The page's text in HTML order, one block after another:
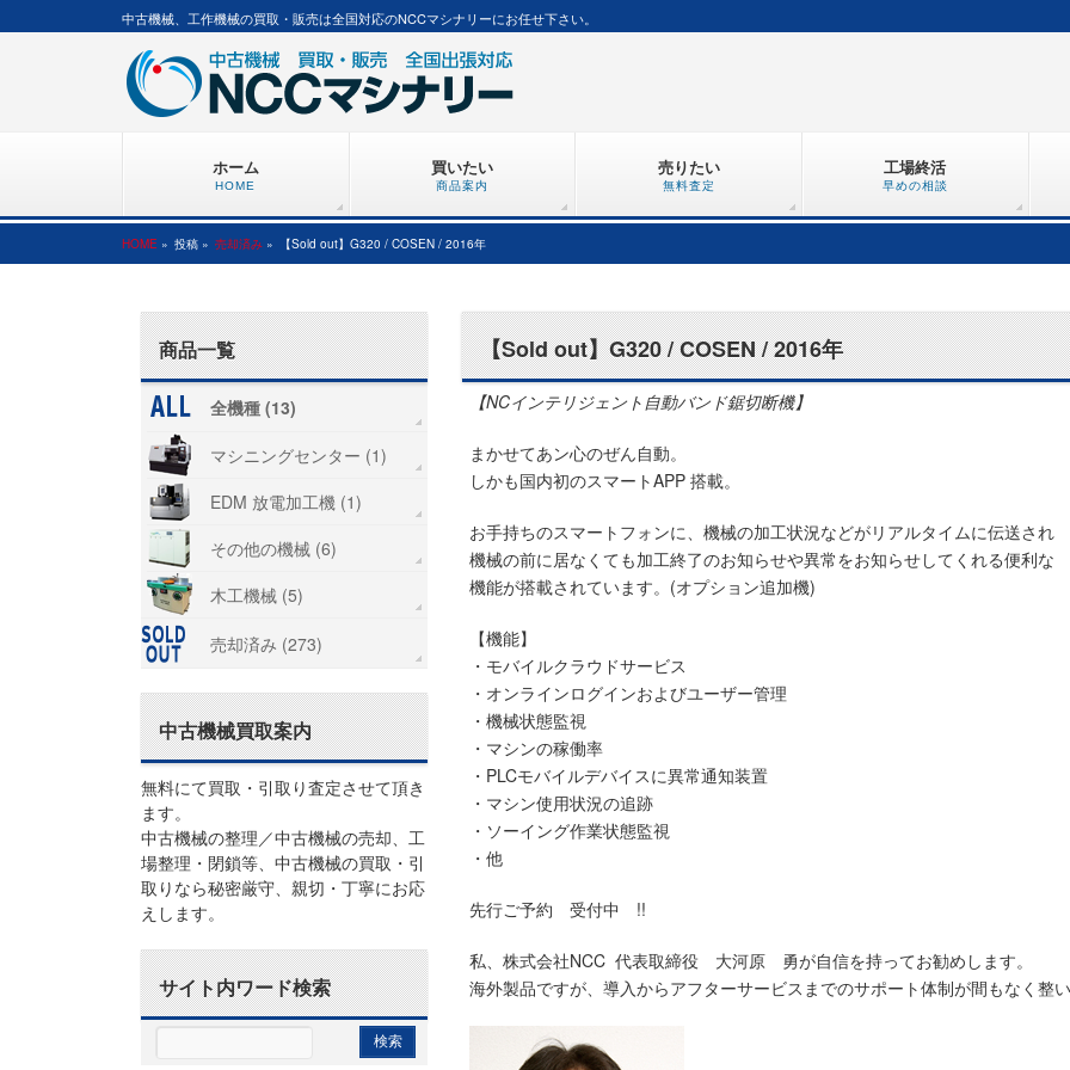
中古機械、工作機械の買取・販売は全国対応のNCCマシナリーにお任せ下さい。
ホーム
HOME
買いたい
商品案内
売りたい
無料査定
工場終活
早めの相談
HOME » 投稿 » 売却済み » 【Sold out】G320 / COSEN / 2016年
【Sold out】G320 / COSEN / 2016年
【NCインテリジェント自動バンド鋸切断機】
まかせてあン心のぜん自動。
しかも国内初のスマートAPP 搭載。
お手持ちのスマートフォンに、機械の加工状況などがリアルタイムに伝送され
機械の前に居なくても加工終了のお知らせや異常をお知らせしてくれる便利な
機能が搭載されています。(オプション追加機)
【機能】
・モバイルクラウドサービス
・オンラインログインおよびユーザー管理
・機械状態監視
・マシンの稼働率
・PLCモバイルデバイスに異常通知装置
・マシン使用状況の追跡
・ソーイング作業状態監視
・他
先行ご予約 受付中 !!
私、株式会社NCC 代表取締役 大河原 勇が自信を持ってお勧めします。
海外製品ですが、導入からアフターサービスまでのサポート体制が間もなく整
商品一覧
全機種 (13)
マシニングセンター (1)
EDM 放電加工機 (1)
その他の機械 (6)
木工機械 (5)
売却済み (273)
中古機械買取案内
無料にて買取・引取り査定させて頂き
ます。
中古機械の整理／中古機械の売却、工
場整理・閉鎖等、中古機械の買取・引
取りなら秘密厳守、親切・丁寧にお応
えします。
サイト内ワード検索